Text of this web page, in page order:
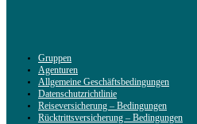
Gruppen
Agenturen
Allgemeine Geschäftsbedingungen
Datenschutzrichtlinie
Reiseversicherung – Bedingungen
Rücktrittsversicherung – Bedingungen